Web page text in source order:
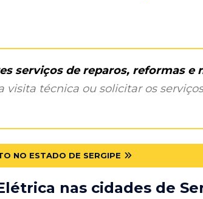
serviços de reparos, reformas e
técnica ou solicitar os
NO ESTADO DE SERGIPE
nas cidades de